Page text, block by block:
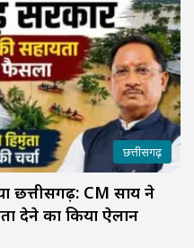
छत्तीसगढ़
CM साय ने
देने का किया ऐलान